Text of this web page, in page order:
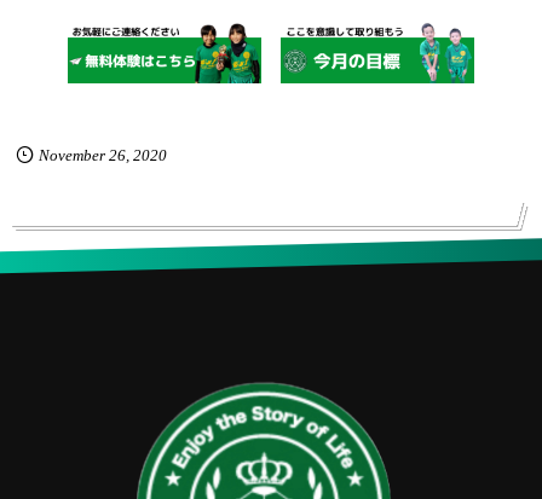
November 26, 2020